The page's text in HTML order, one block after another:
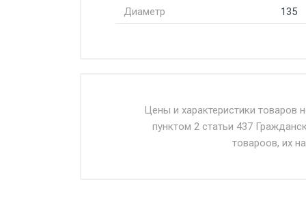
Диаметр
135
Доставка осуществляется
Въезд на ТТК и Садовое
Цены и характеристики товаров
пунктом 2 статьи 437
товароов, их